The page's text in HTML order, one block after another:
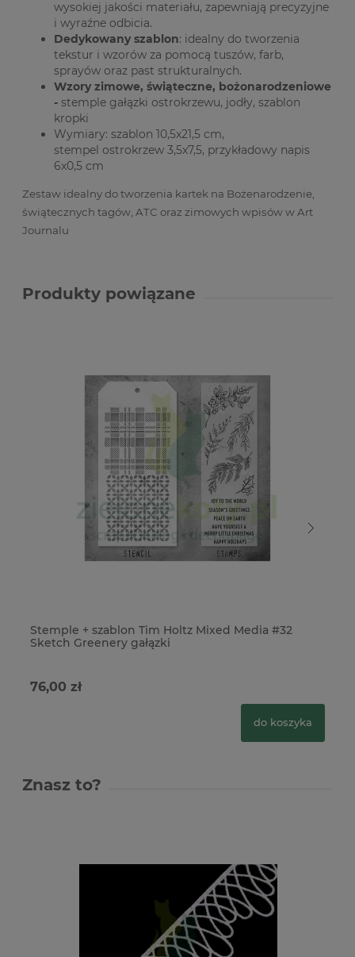
wysokiej jakości materiału, zapewniają precyzyjne
i wyraźne odbicia.
Dedykowany szablon: idealny do tworzenia
tekstur i wzorów za pomocą tuszów, farb,
sprayów oraz past strukturalnych.
Wzory zimowe, świąteczne, bożonarodzeniowe
- stemple gałązki ostrokrzewu, jodły, szablon
kropki
Wymiary: szablon 10,5x21,5 cm,
stempel ostrokrzew 3,5x7,5, przykładowy napis
6x0,5 cm
Zestaw idealny do tworzenia kartek na Bożenarodzenie,
świątecznych tagów, ATC oraz zimowych wpisów w Art
Journalu
Produkty powiązane
Stemple + szablon Tim Holtz Mixed Media #32
Sketch Greenery gałązki
76,00 zł
do koszyka
Znasz to?